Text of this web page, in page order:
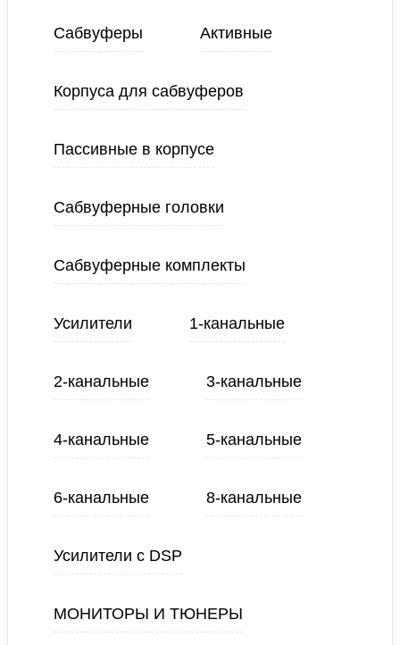
Сабвуферы Активные
Корпуса для сабвуферов
Пассивные в корпусе
Сабвуферные головки
Сабвуферные комплекты
Усилители 1-канальные
2-канальные 3-канальные
4-канальные 5-канальные
6-канальные 8-канальные
Усилители с DSP
МОНИТОРЫ И ТЮНЕРЫ